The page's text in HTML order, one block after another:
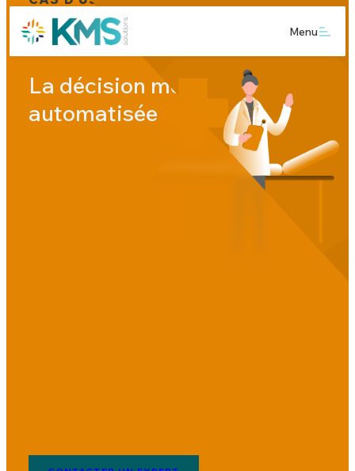
Menu
NOS PARTENAIRES
La décision médicale
automatisée